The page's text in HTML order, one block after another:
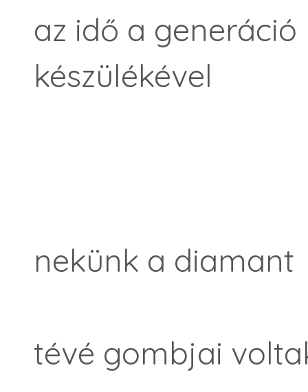
az idő a
készülékével
nekünk a diamant
tévé gombjai